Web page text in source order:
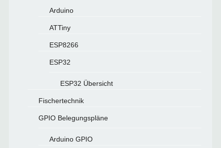
Arduino
ATTiny
ESP8266
ESP32
ESP32 Übersicht
Fischertechnik
GPIO Belegungspläne
Arduino GPIO